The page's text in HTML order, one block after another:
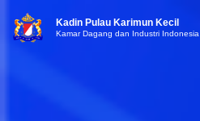
Kadin Pulau Karimun Kecil
Kamar Dagang dan Industri Indonesia